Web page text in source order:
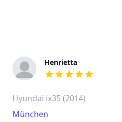
Henrietta
out of 5 stars
Hyundai ix35 (2014)
München